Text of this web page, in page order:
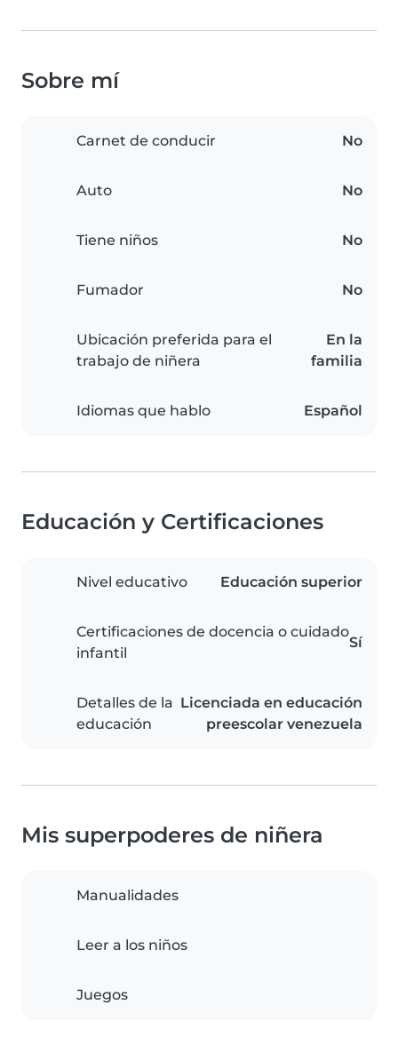
Sobre mí
Carnet de conducir No
Auto No
Tiene niños No
Fumador No
Ubicación preferida para el
trabajo de niñera
En la
familia
Idiomas que hablo Español
Educación y Certificaciones
Nivel educativo Educación superior
Certificaciones de docencia o cuidado
infantil
Sí
Detalles de la
educación
Licenciada en educación
preescolar venezuela
Mis superpoderes de niñera
Manualidades
Leer a los niños
Juegos